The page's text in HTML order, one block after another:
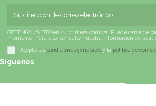
OBTENGA 7% DTO en su primera compra. Puede darse de
momento. Para ello, consulte nuestra información de
Acepto las condiciones generalesy la política de
Síguenos